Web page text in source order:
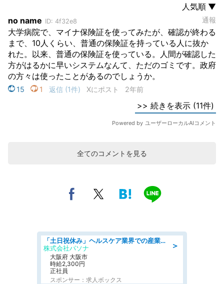
全てのコメントを見る
＞
「土日祝休み」ヘルスケア業界での産業保健師業務/看護師/高時給/要資格:正看護師
株式会社パソナ
大阪府 大阪市
時給2,300円
正社員
スポンサー：求人ボックス